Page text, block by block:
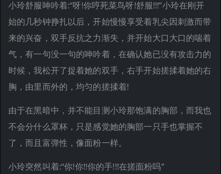
小玲舒服呻吟着:“呀!你哼死菜鸟呀!舒服!!!”小玲在刚开
始的几秒钟挣扎以后，开始慢慢享受着乳尖因刺激而带
来的兴奋，双手反抗之力渐失，并开始大口大口的喘着
气，有一句没一句的呻吟着，在确认她已没有攻击力的
时候，我松开了捉着她的双手，右手开始搓揉着她的右
胸，由里而外的，均匀的搓揉着!
由于在黑暗中，并不能目测小玲那饱满的胸部，而我也
不会分什么罩杯，只是感觉她的胸部一只手也掌握不
了，而且富弹性，像面粉一样。
小玲突然叫着:“你!你!!你的手!!!在搓面粉吗”